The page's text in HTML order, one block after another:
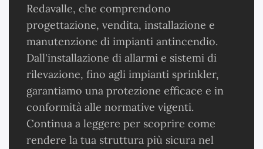
Redavalle, che comprendono
progettazione, vendita, installazione e
manutenzione di impianti antincendio.
Dall'installazione di allarmi e sistemi di
rilevazione, fino agli impianti sprinkler,
garantiamo una protezione efficace e in
conformità alle normative vigenti.
Continua a leggere per scoprire come
rendere la tua struttura più sicura nel